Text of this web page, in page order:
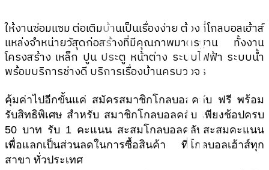
ให้งานซ่อมแซม ต่อเติมบ้านเป็นเรื่องง่าย ต้องที่โกลบอลเฮ้าส์
แหล่งจำหน่ายวัสุดก่อสร้างที่มีคุณภาพมาตรฐาน ทั้งงาน
โครงสร้าง เหล็ก ปูน ประตู หน้าต่าง ระบบไฟฟ้า ระบบน้ำ
พร้อมบริการช่างดี บริการเรื่องบ้านครบวงจร
คุ้มค่าไปอีกขั้นแค่ สมัครสมาชิกโกลบอลคลับ ฟรี พร้อม
รับสิทธิพิเศษ สำหรับ สมาชิกโกลบอลคลับ เพียงช้อปครบ
50 บาท รับ 1 คะแนน สะสมโกลบอลคลับสะสมคะแนน
เพื่อแลกเป็นส่วนลดในการซื้อสินค้า ที่โกลบอลเฮ้าส์ทุก
สาขา ทั่วประเทศ